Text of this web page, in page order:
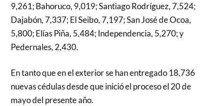
9,261; Bahoruco, 9,019; Santiago Rodríguez, 7,524;
Dajabón, 7,337; El Seibo, 7,197; San José de Ocoa,
5,800; Elías Piña, 5,484; Independencia, 5,270; y
Pedernales, 2,430.
En tanto que en el exterior se han entregado 18,736
nuevas cédulas desde que inició el proceso el 20 de
mayo del presente año.